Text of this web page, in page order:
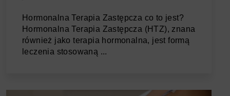
Hormonalna Terapia Zastępcza co to jest?
Hormonalna Terapia Zastępcza (HTZ), znana
również jako terapia hormonalna, jest formą
leczenia stosowaną ...